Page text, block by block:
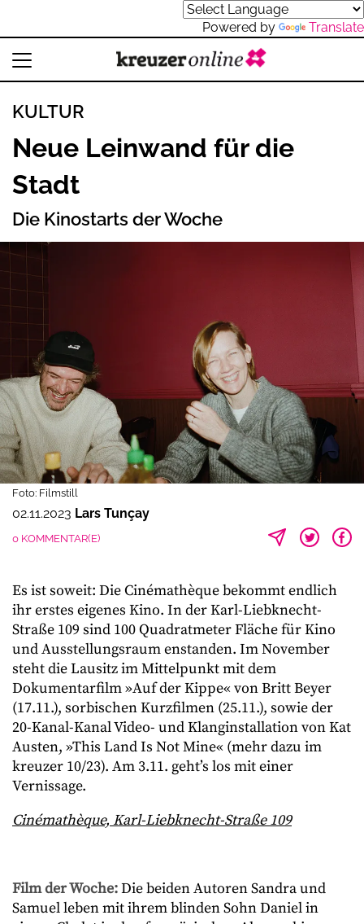
Powered by Translate
KULTUR
Neue Leinwand für die
Stadt
Die Kinostarts der Woche
Foto: Filmstill
02.11.2023 Lars Tunçay
0 KOMMENTAR(E)
Es ist soweit: Die Cinémathèque bekommt endlich
ihr erstes eigenes Kino. In der Karl-Liebknecht-
Straße 109 sind 100 Quadratmeter Fläche für Kino
und Ausstellungsraum enstanden. Im November
steht die Lausitz im Mittelpunkt mit dem
Dokumentarfilm »Auf der Kippe« von Britt Beyer
(17.11.), sorbischen Kurzfilmen (25.11.), sowie der
20-Kanal-Kanal Video- und Klanginstallation von Kat
Austen, »This Land Is Not Mine« (mehr dazu im
kreuzer 10/23). Am 3.11. geht’s los mit einer
Vernissage.
Cinémathèque, Karl-Liebknecht-Straße 109
Film der Woche:Die beiden Autoren Sandra und
Samuel leben mit ihrem blinden Sohn Daniel in